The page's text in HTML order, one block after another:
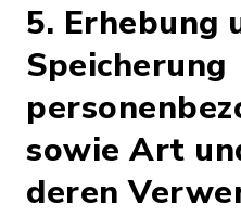
5. Erhebung
Speicherung
sowie Art
deren